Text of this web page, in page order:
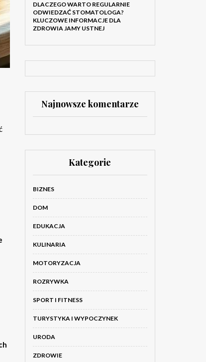
DLACZEGO WARTO REGULARNIE
ODWIEDZAĆ STOMATOLOGA?
KLUCZOWE INFORMACJE DLA
ZDROWIA JAMY USTNEJ
Najnowsze komentarze
Kategorie
BIZNES
DOM
EDUKACJA
KULINARIA
MOTORYZACJA
ROZRYWKA
SPORT I FITNESS
TURYSTYKA I WYPOCZYNEK
URODA
ZDROWIE